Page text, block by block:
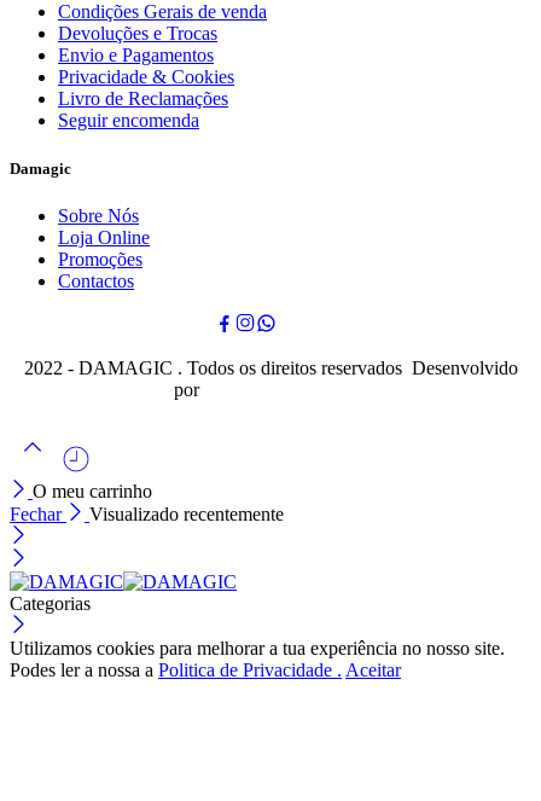
Condições Gerais de venda
Devoluções e Trocas
Envio e Pagamentos
Privacidade & Cookies
Livro de Reclamações
Seguir encomenda
Damagic
Sobre Nós
Loja Online
Promoções
Contactos
2022 - DAMAGIC . Todos os direitos reservados Desenvolvido
por
O meu carrinho
Fechar
Visualizado recentemente
Categorias
Utilizamos cookies para melhorar a tua experiência no nosso site.
Podes ler a nossa a Politica de Privacidade . Aceitar